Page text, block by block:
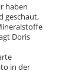
haben
geschaut,
Doris
in der